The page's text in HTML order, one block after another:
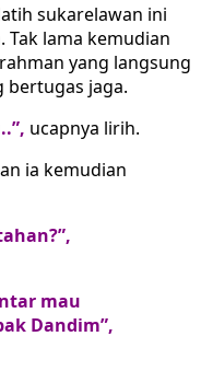
sukarelawan ini
Tak lama kemudian
yang langsung
bertugas jaga.
ucapnya lirih.
ia kemudian
mau
Dandim”,